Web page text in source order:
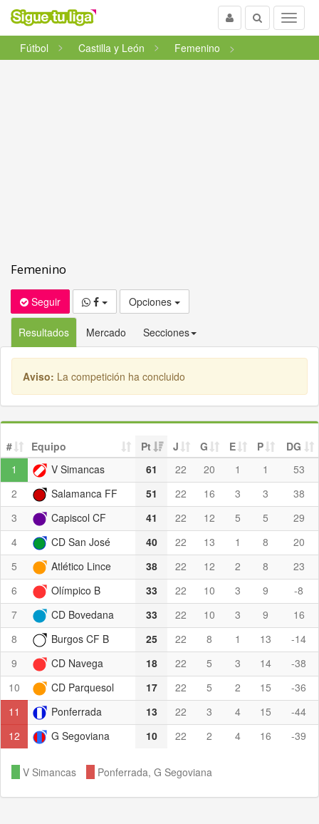
Menu
Buscar
Usuario
Fútbol
Castilla y León Femenino
Femenino
Seguir Opciones
Resultados Mercado Secciones
Aviso: La competición ha concluido
# Equipo Pt J G E P
DG
1
V Simancas 61 22 20 1 1
53
2
Salamanca FF 51 22 16 3 3
38
3
Capiscol CF 41 22 12 5 5
29
4
CD San José 40 22 13 1 8
20
5
Atlético Lince 38 22 12 2 8
23
6
Olímpico B 33 22 10 3 9
-8
7
CD Bovedana 33 22 10 3 9
16
8
Burgos CF B 25 22 8 1 13
-14
9
CD Navega 18 22 5 3 14
-38
10
CD Parquesol 17 22 5 2 15
-36
11
Ponferrada 13 22 3 4 15
-44
12
G Segoviana 10 22 2 4 16 -39
V Simancas Ponferrada, G Segoviana